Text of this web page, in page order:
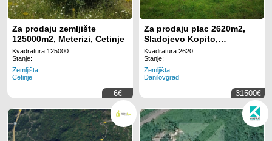
Za prodaju zemljište
125000m2, Meterizi, Cetinje
Kvadratura 125000
Stanje:
Zemljišta
Cetinje
6€
Za prodaju plac 2620m2,
Sladojevo Kopito,
Danilovgrad
Kvadratura 2620
Stanje:
Zemljišta
Danilovgrad
31500€